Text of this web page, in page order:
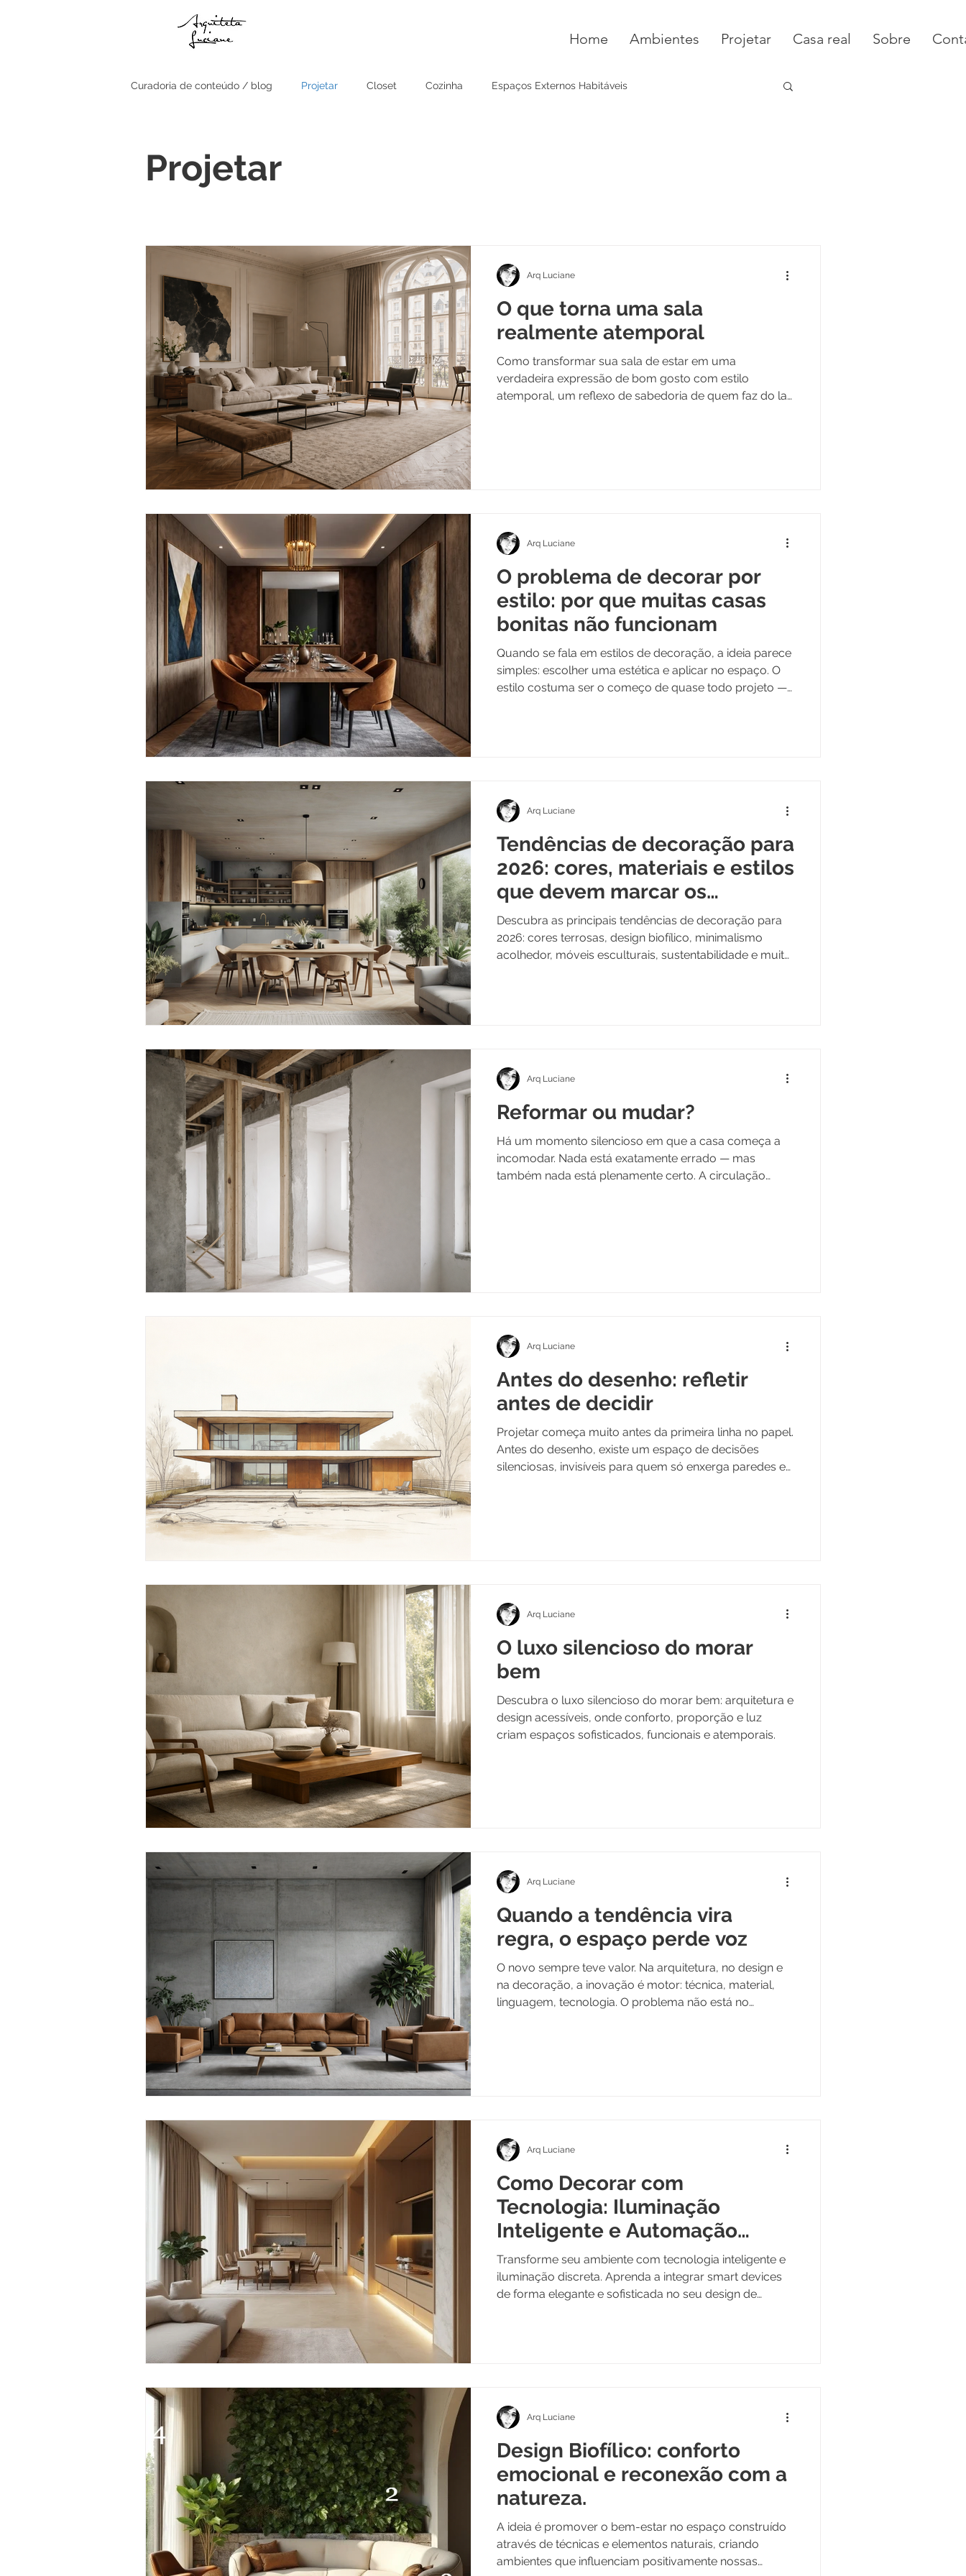
Home Ambientes Projetar Casa real Sobre
Curadoria de conteúdo / blog Projetar Closet Cozinha Espaços Externos Habitáveis
Projetar
O que torna uma sala
realmente atemporal
Como transformar sua sala de estar em uma
verdadeira expressão de bom gosto com estilo
atemporal, um reflexo de sabedoria de quem faz do lar
Arq Luciane
O problema de decorar por
estilo: por que muitas casas
bonitas não funcionam
Quando se fala em estilos de decoração, a ideia parece
simples: escolher uma estética e aplicar no espaço. O
estilo costuma ser o começo de quase todo projeto —
Arq Luciane
Tendências de decoração para
2026: cores, materiais e estilos
que devem marcar os
interiores
Descubra as principais tendências de decoração para
2026: cores terrosas, design biofílico, minimalismo
acolhedor, móveis esculturais, sustentabilidade e muito
Arq Luciane
Reformar ou mudar?
Há um momento silencioso em que a casa começa a
incomodar. Nada está exatamente errado — mas
também nada está plenamente certo. A circulação
Arq Luciane
Antes do desenho: refletir
antes de decidir
Projetar começa muito antes da primeira linha no papel.
Antes do desenho, existe um espaço de decisões
silenciosas, invisíveis para quem só enxerga paredes e
Arq Luciane
O luxo silencioso do morar
bem
Descubra o luxo silencioso do morar bem: arquitetura e
design acessíveis, onde conforto, proporção e luz
criam espaços sofisticados, funcionais e atemporais.
Arq Luciane
Quando a tendência vira
regra, o espaço perde voz
O novo sempre teve valor. Na arquitetura, no design e
na decoração, a inovação é motor: técnica, material,
linguagem, tecnologia. O problema não está no
Arq Luciane
Como Decorar com
Tecnologia: Iluminação
Inteligente e Automação
Discreta para Ambientes
Elegantes
Transforme seu ambiente com tecnologia inteligente e
iluminação discreta. Aprenda a integrar smart devices
de forma elegante e sofisticada no seu design de
Arq Luciane
Design Biofílico: conforto
emocional e reconexão com a
natureza.
A ideia é promover o bem-estar no espaço construído
através de técnicas e elementos naturais, criando
ambientes que influenciam positivamente nossas
Arq Luciane